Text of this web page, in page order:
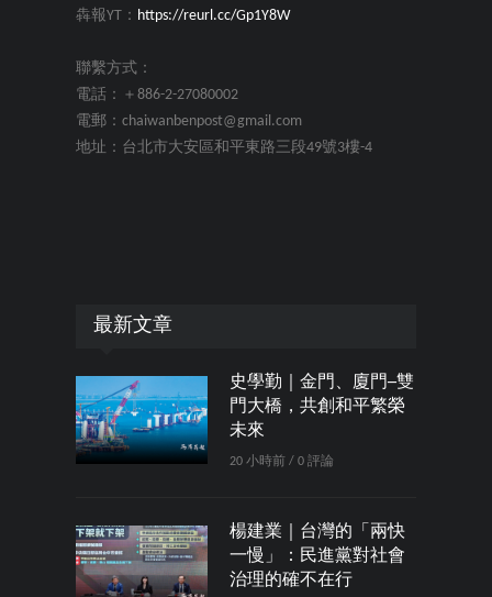
犇報YT： https://reurl.cc/Gp1Y8W
聯繫方式：
電話：＋886-2-27080002
電郵：chaiwanbenpost@gmail.com
地址：台北市大安區和平東路三段49號3樓-4
最新文章
史學勤｜金門、廈門─雙
門大橋，共創和平繁榮
未來
20 小時前 / 0 評論
楊建業｜台灣的「兩快
一慢」：民進黨對社會
治理的確不在行